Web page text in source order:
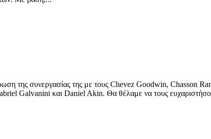
συνεργασίας της με τους Chevez Goodwin, Chasson
Galvanini και Daniel Akin. Θα θέλαμε να τους